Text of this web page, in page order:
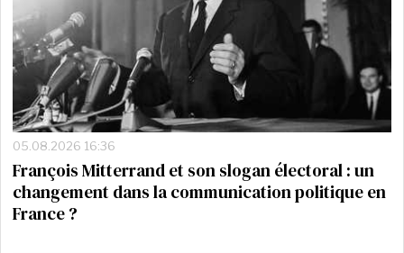
05.08.2026 16:36
François Mitterrand et son slogan électoral : un
changement dans la communication politique en
France ?